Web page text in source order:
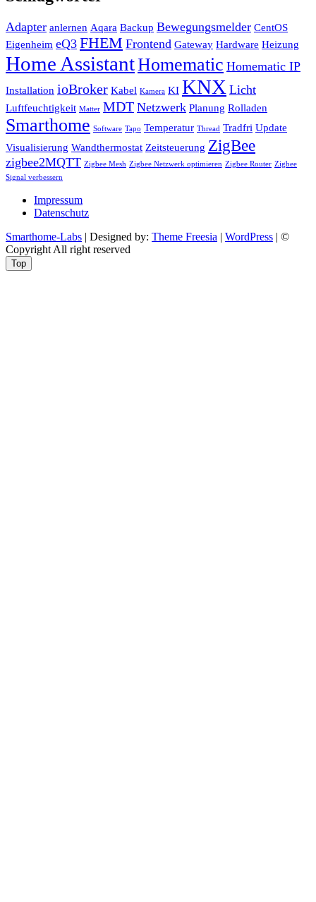
Adapter anlernen Aqara Backup Bewegungsmelder CentOS
Eigenheim eQ3 FHEM Frontend Gateway Hardware Heizung
Home AssistantHomematic Homematic IP
Installation ioBroker Kabel Kamera KI KNX Licht
Luftfeuchtigkeit Matter MDT Netzwerk Planung Rolladen
Smarthome Software Tapo Temperatur Thread Tradfri Update
Visualisierung Wandthermostat Zeitsteuerung ZigBee
zigbee2MQTT Zigbee Mesh Zigbee Netzwerk optimieren Zigbee Router Zigbee
Signal verbessern
Impressum
Datenschutz
Smarthome-Labs | Designed by: Theme Freesia | WordPress | ©
Copyright All right reserved
Top